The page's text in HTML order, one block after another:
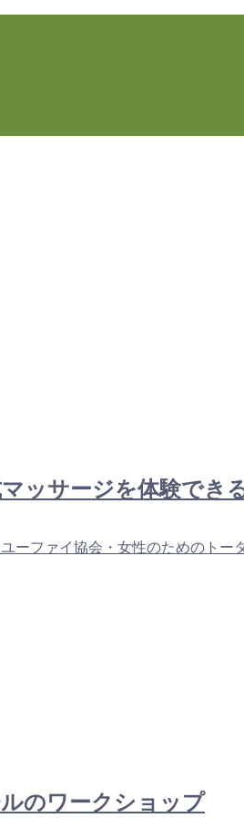
ッサージを体験でき
ユーファイ協会・女性のためのトー
のワークショップ